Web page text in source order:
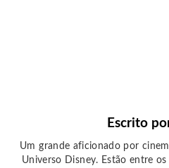
Escrito
Um grande aficionado por
Universo Disney. Estão entre